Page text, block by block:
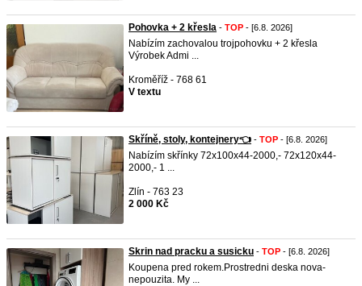
Pohovka + 2 křesla - TOP - [6.8. 2026]
Nabízím zachovalou trojpohovku + 2 křesla
Výrobek Admi ...
Kroměříž - 768 61
V textu
Skříně, stoly, kontejnery👈 - TOP - [6.8. 2026]
Nabízím skřínky 72x100x44-2000,- 72x120x44-
2000,- 1 ...
Zlín - 763 23
2 000 Kč
Skrin nad pracku a susicku - TOP - [6.8. 2026]
Koupena pred rokem.Prostredni deska nova-
nepouzita. My ...